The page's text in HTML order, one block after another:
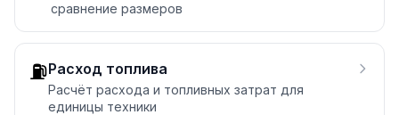
сравнение размеров
⛽Расход топлива
Расчёт расхода и топливных затрат для
единицы техники